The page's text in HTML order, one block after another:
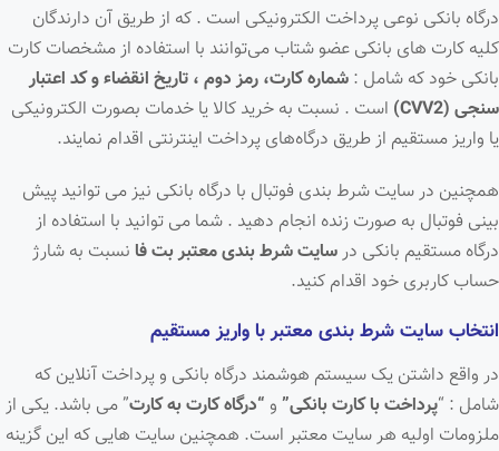
درگاه بانکی نوعی پرداخت الکترونیکی است . که از طریق آن دارندگان
کلیه کارت های بانکی عضو شتاب می‌توانند با استفاده از مشخصات کارت
بانکی خود که شامل : شمارهکارت، رمز دوم ، تاریخ انقضاء و کد اعتبار
سنجی (CVV2)
است . نسبت به خرید کالا یا خدمات بصورت الکترونیکی
یا واریز مستقیم از طریق درگاه‌های پرداخت اینترنتی اقدام نمایند.
همچنین در سایت شرط بندی فوتبال با درگاه بانکی نیز می توانید پیش
بینی فوتبال به صورت زنده انجام دهید . شما می توانید با استفاده از
درگاه مستقیم بانکی درسایت شرط بندی معتبر بت فا نسبت به شارژ
حساب کاربری خود اقدام کنید.
انتخاب سایت شرط بندی معتبر با واریز مستقیم
در واقع داشتن یک سیستم هوشمند درگاه بانکی و پرداخت آنلاین که
شامل : “پرداخت با کارت بانکی” و “درگاه کارت به کارت” می باشد. یکی از
ملزومات اولیه هر سایت معتبر است. همچنین سایت هایی که این گزینه